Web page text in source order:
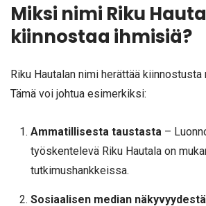
Miksi nimi Riku
kiinnostaa ihmisiä?
Riku Hautalan nimi herättää
Tämä voi johtua esimerkiksi:
Ammatillisesta taustasta –
työskentelevä Riku Hautala on
tutkimushankkeissa.
Sosiaalisen median näkyvyydestä